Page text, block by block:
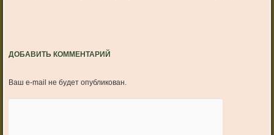
ДОБАВИТЬ КОММЕНТАРИЙ
Ваш e-mail не будет опубликован.